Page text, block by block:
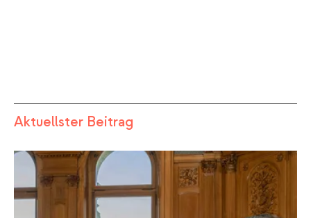
Aktuellster Beitrag